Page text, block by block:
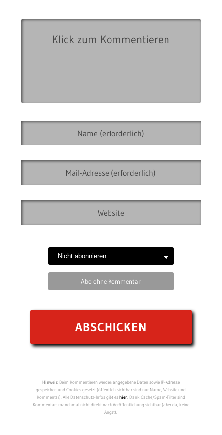
Abo ohne Kommentar
Hinweis:Beim Kommentieren werden angegebene Daten sowie IP-Adresse
gespeichert und Cookies gesetzt (öffentlich sichtbar sind nur Name, Website und
Kommentar). Alle Datenschutz-Infos gibt eshier. Dank Cache/Spam-Filter sind
Kommentare manchmal nicht direkt nach Veröffentlichung sichtbar (aber da, keine
Angst).